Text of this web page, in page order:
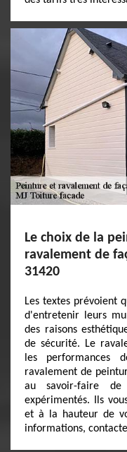
Le choix de la
ravalement de
31420
Les textes prévoient
d'entretenir leurs
des raisons
de sécurité. Le
les performances
ravalement de
au savoir-faire de
expérimentés. Ils
et à la hauteur de
informations,